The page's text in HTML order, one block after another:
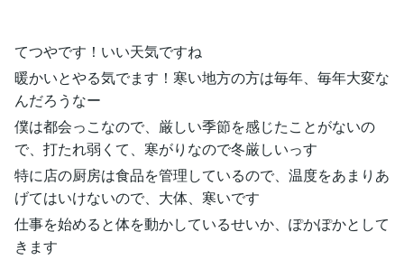
てつやです！いい天気ですね
暖かいとやる気でます！寒い地方の方は毎年、毎年大変な
んだろうなー
僕は都会っこなので、厳しい季節を感じたことがないの
で、打たれ弱くて、寒がりなので冬厳しいっす
特に店の厨房は食品を管理しているので、温度をあまりあ
げてはいけないので、大体、寒いです
仕事を始めると体を動かしているせいか、ぽかぽかとして
きます